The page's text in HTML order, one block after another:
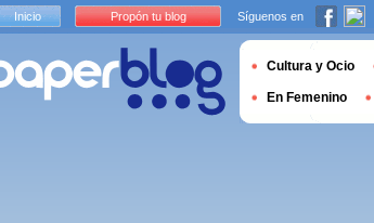
Inicio Propón tu blog Síguenos en
Cultura y Ocio
En Femenino